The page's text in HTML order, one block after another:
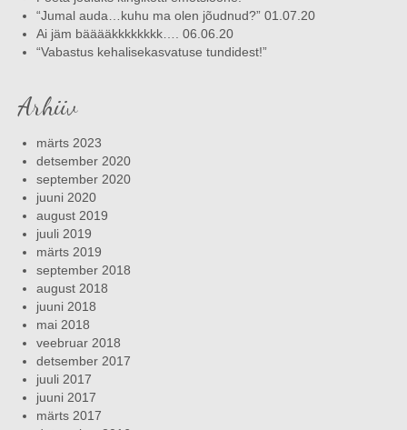
“Jumal auda…kuhu ma olen jõudnud?” 01.07.20
Ai jäm bääääkkkkkkkk…. 06.06.20
“Vabastus kehalisekasvatuse tundidest!”
Arhiiv
märts 2023
detsember 2020
september 2020
juuni 2020
august 2019
juuli 2019
märts 2019
september 2018
august 2018
juuni 2018
mai 2018
veebruar 2018
detsember 2017
juuli 2017
juuni 2017
märts 2017